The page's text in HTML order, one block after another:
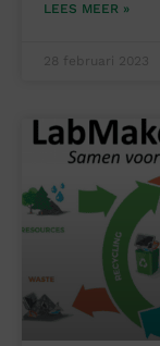
LEES MEER »
28 februari 2023